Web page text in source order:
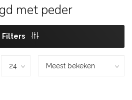
met peder
Filters